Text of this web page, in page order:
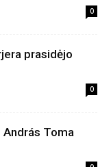
0
prasidėjo
0
Toma